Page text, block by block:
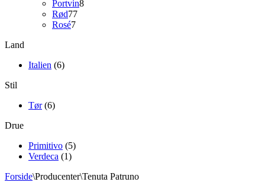
Portvin88
Rød7777
Rosé77
Land
Italien (6)
Stil
Tør (6)
Drue
Primitivo (5)
Verdeca (1)
Forside\Producenter\Tenuta Patruno